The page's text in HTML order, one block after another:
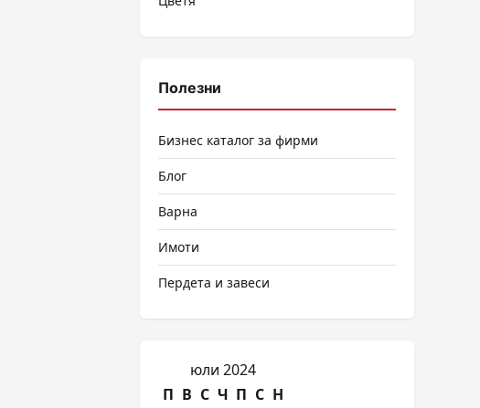
Полезни
Бизнес каталог за фирми
Блог
Варна
Имоти
Пердета и завеси
юли 2024
П В С Ч П С Н